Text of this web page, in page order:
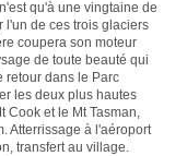
qu'à une vingtaine de
l'un de ces trois glaciers
coupera son moteur
de toute beauté qui
retour dans le Parc
les deux plus hautes
et le Mt Tasman,
Atterrissage à l'aéroport
transfert au village.